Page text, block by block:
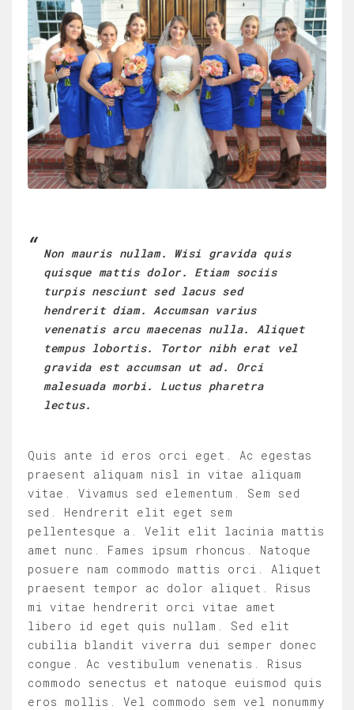
Non mauris nullam. Wisi gravida quis
quisque mattis dolor. Etiam sociis
turpis nesciunt sed lacus sed
hendrerit diam. Accumsan varius
venenatis arcu maecenas nulla. Aliquet
tempus lobortis. Tortor nibh erat vel
gravida est accumsan ut ad. Orci
malesuada morbi. Luctus pharetra
lectus.
Quis ante id eros orci eget. Ac egestas
praesent aliquam nisl in vitae aliquam
vitae. Vivamus sed elementum. Sem sed
sed. Hendrerit elit eget sem
pellentesque a. Velit elit lacinia mattis
amet nunc. Fames ipsum rhoncus. Natoque
posuere nam commodo mattis orci. Aliquet
praesent tempor ac dolor aliquet. Risus
mi vitae hendrerit orci vitae amet
libero id eget quis nullam. Sed elit
cubilia blandit viverra dui semper donec
congue. Ac vestibulum venenatis. Risus
commodo senectus et natoque euismod quis
eros mollis. Vel commodo sem vel nonummy